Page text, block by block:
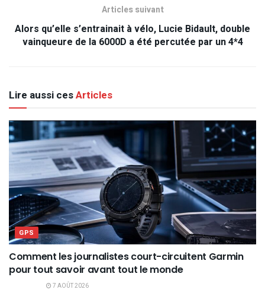
Articles suivant
Alors qu’elle s’entrainait à vélo, Lucie Bidault, double
vainqueure de la 6000D a été percutée par un 4*4
Lire aussi cesArticles
GPS
Comment les journalistes court-circuitent Garmin
pour tout savoir avant tout le monde
7 AOÛT 2026